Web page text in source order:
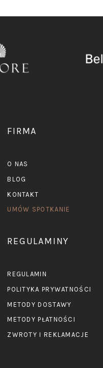
FIRMA
O NAS
BLOG
KONTAKT
UMÓW SPOTKANIE
REGULAMINY
REGULAMIN
POLITYKA PRYWATNOŚCI
METODY DOSTAWY
METODY PŁATNOŚCI
ZWROTY I REKLAMACJE